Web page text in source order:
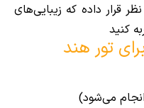
قرار داده که زیبایی‌های
کنید
تور هند
می‌شود)